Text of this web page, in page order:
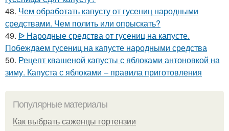
48. Чем обработать капусту от гусениц народными
средствами. Чем полить или опрыскать?
49. ᐉ Народные средства от гусениц на капусте.
Побеждаем гусениц на капусте народными средства
50. Рецепт квашеной капусты с яблоками антоновкой на
зиму. Капуста с яблоками – правила приготовления
Популярные материалы
Как выбрать саженцы гортензии